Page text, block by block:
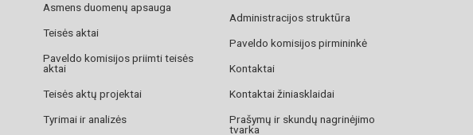
Asmens duomenų apsauga
Teisės aktai
Paveldo komisijos priimti teisės
aktai
Teisės aktų projektai
Tyrimai ir analizės
Administracijos struktūra
Paveldo komisijos pirmininkė
Kontaktai
Kontaktai žiniasklaidai
Prašymų ir skundų nagrinėjimo
tvarka